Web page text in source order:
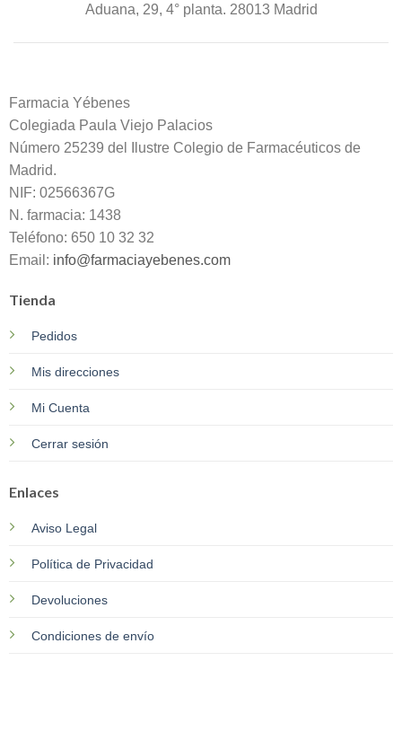
Aduana, 29, 4° planta. 28013 Madrid
Farmacia Yébenes
Colegiada Paula Viejo Palacios
Número 25239 del Ilustre Colegio de Farmacéuticos de
Madrid.
NIF: 02566367G
N. farmacia: 1438
Teléfono: 650 10 32 32
Email: info@farmaciayebenes.com
Tienda
Pedidos
Mis direcciones
Mi Cuenta
Cerrar sesión
Enlaces
Aviso Legal
Política de Privacidad
Devoluciones
Condiciones de envío